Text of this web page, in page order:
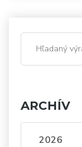
ARCHÍV
2026